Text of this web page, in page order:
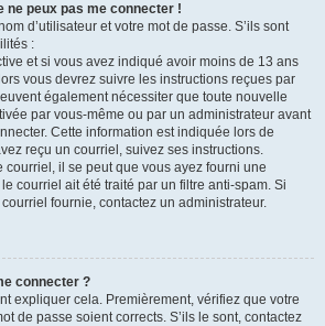
peux pas me connecter !
d’utilisateur et votre mot de passe. S’ils sont
:
et si vous avez indiqué avoir moins de 13 ans
vous devrez suivre les instructions reçues par
également nécessiter que toute nouvelle
par vous-même ou par un administrateur avant
Cette information est indiquée lors de
reçu un courriel, suivez ses instructions.
courriel, il se peut que vous ayez fourni une
courriel ait été traité par un filtre anti-spam. Si
fournie, contactez un administrateur.
connecter ?
expliquer cela. Premièrement, vérifiez que votre
de passe soient corrects. S’ils le sont, contactez